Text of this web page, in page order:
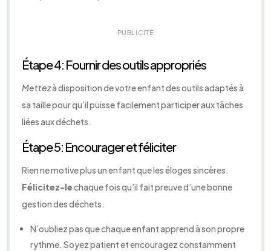
PUBLICITÉ
Étape 4: Fournir des outils appropriés
Mettezà disposition de votre enfant des outils adaptés à
sa taille pour qu’il puisse facilement participer aux tâches
liées aux déchets.
Étape 5: Encourager et féliciter
Rien ne motive plus un enfant que les éloges sincères.
Félicitez-lechaque fois qu’il fait preuve d’une bonne
gestion des déchets.
N’oubliez pas que chaque enfant apprend à son propre
rythme. Soyez patient et encouragez constamment